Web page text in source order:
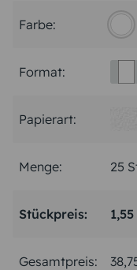
Farbe:
Format:
Papierart:
Menge:
Stückpreis:
Gesamtpreis: